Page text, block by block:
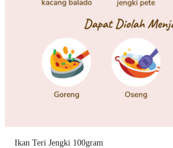
Ikan Teri Jengki 100gram